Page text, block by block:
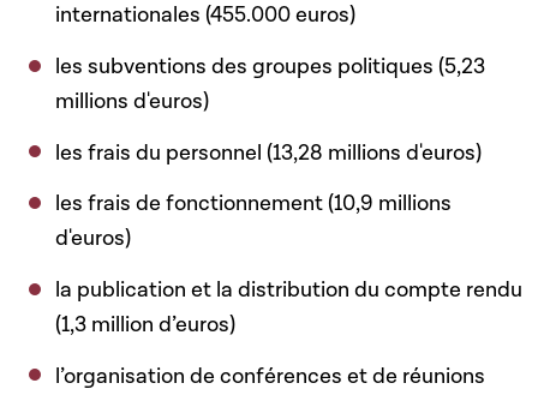
internationales (455.000 euros)
les subventions des groupes politiques (5,23
millions d'euros)
les frais du personnel (13,28 millions d'euros)
les frais de fonctionnement (10,9 millions
d'euros)
la publication et la distribution du compte rendu
(1,3 million d’euros)
l’organisation de conférences et de réunions